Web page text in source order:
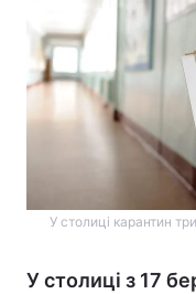
У столиці карантин
У столиці з 17